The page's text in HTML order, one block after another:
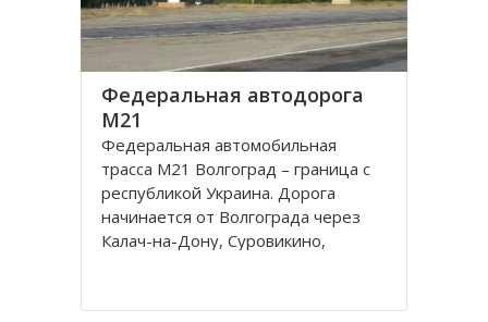
Федеральная автодорога
М21
Федеральная автомобильная
трасса М21 Волгоград – граница с
республикой Украина. Дорога
начинается от Волгограда через
Калач-на-Дону, Суровикино,
(Ростовской области) и